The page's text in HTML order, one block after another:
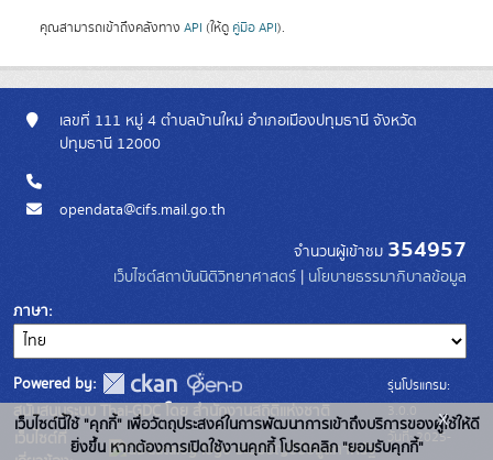
คุณสามารถเข้าถึงคลังทาง API (ให้ดู คู่มือ API).
เลขที่ 111 หมู่ 4 ตำบลบ้านใหม่ อำเภอเมืองปทุมธานี จังหวัด
ปทุมธานี 12000
opendata@cifs.mail.go.th
จำนวนผู้เข้าชม 354957
เว็บไซต์สถาบันนิติวิทยาศาสตร์ | นโยบายธรรมาภิบาลข้อมูล
ภาษา
Powered by:
สนับสนุนระบบ Thai-GDC โดย สำนักงานสถิติแห่งชาติ
ระบบบัญชีข้อมูลภาครัฐ
รุ่นโปรแกรม:
วันที่: 2025-
เว็บไซต์นี้ใช้ "คุกกี้" เพื่อวัตถุประสงค์ในการพัฒนาการเข้าถึงบริการของผู้ใช้ให้ดี
ยิ่งขึ้น หากต้องการเปิดใช้งานคุกกี้ โปรดคลิก "ยอมรับคุกกี้"
x